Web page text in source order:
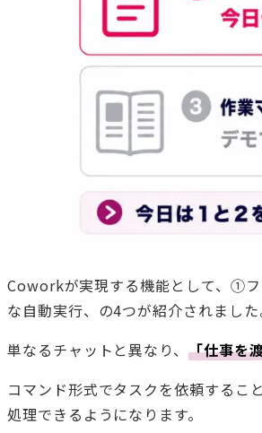
Coworkが実現する機能として、①
な自動実行、の4つが紹介されました
単なるチャットと異なり、「仕事を
コマンド形式でタスクを依頼するこ
処理できるようになります。